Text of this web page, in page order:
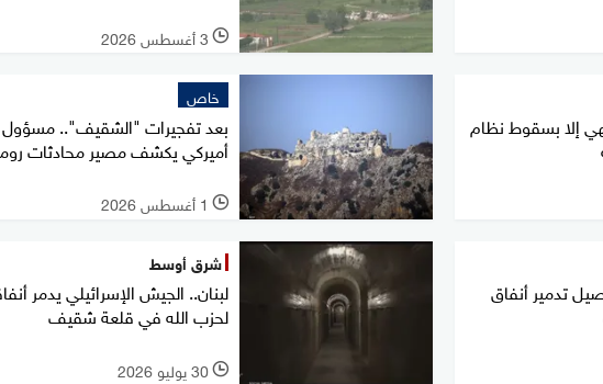
l 3 أغسطس 2026
إلا بسقوط نظام
خاص
بعد تفجيرات "الشقيف".. مسؤول
أميركي يكشف مصير محادثات
l 1 أغسطس 2026
تدمير أنفاق
شرق أوسط
لبنان.. الجيش الإسرائيلي يدمر
لحزب الله في قلعة شقيف
l 30 يوليو 2026